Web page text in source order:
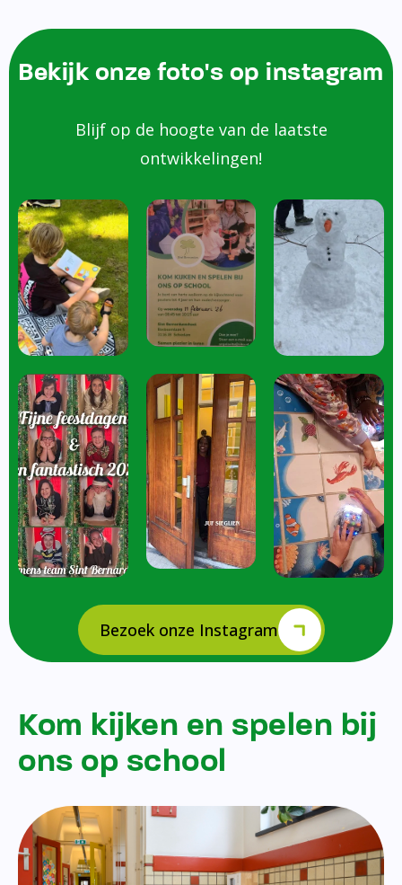
Bekijk onze foto's op instagram
Blijf op de hoogte van de laatste
ontwikkelingen!
Bezoek onze Instagram
Kom kijken en spelen bij
ons op school